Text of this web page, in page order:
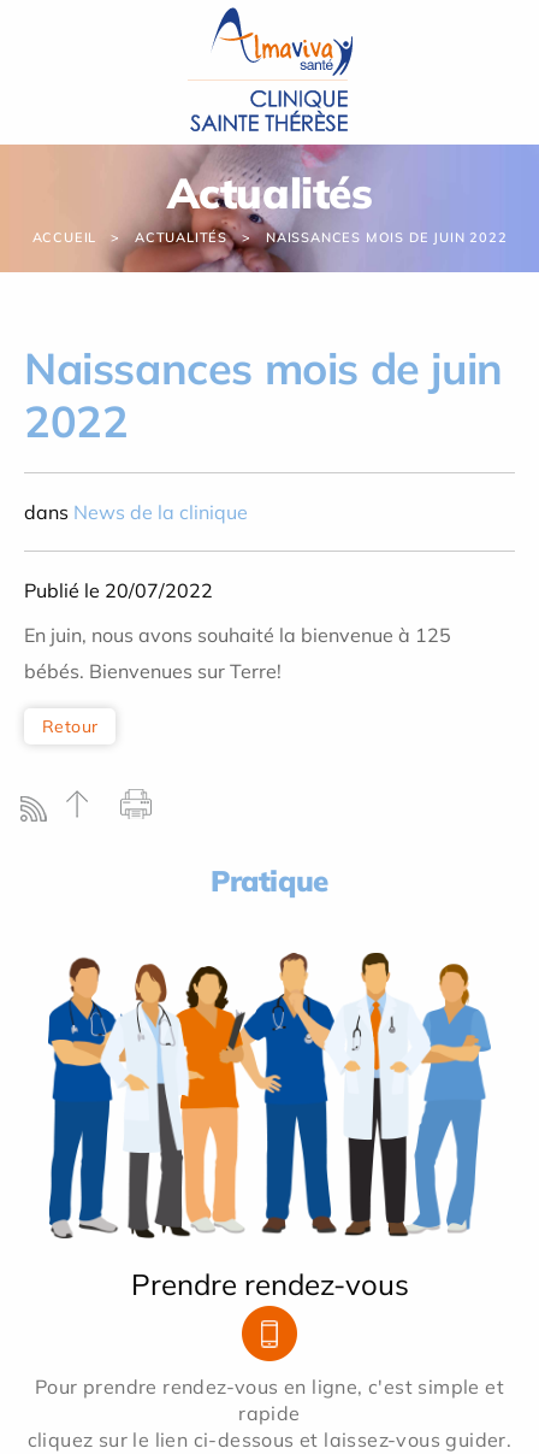
Actualités
ACCUEIL ACTUALITÉS NAISSANCES MOIS DE JUIN 2022
Naissances mois de juin
2022
dans News de la clinique
Publié le 20/07/2022
En juin, nous avons souhaité la bienvenue à 125
bébés. Bienvenues sur Terre!
Retour
Pratique
Prendre rendez-vous
Pour prendre rendez-vous en ligne, c'est simple et
rapide
cliquez sur le lien ci-dessous et laissez-vous guider.
Panneau de gestion des cookies